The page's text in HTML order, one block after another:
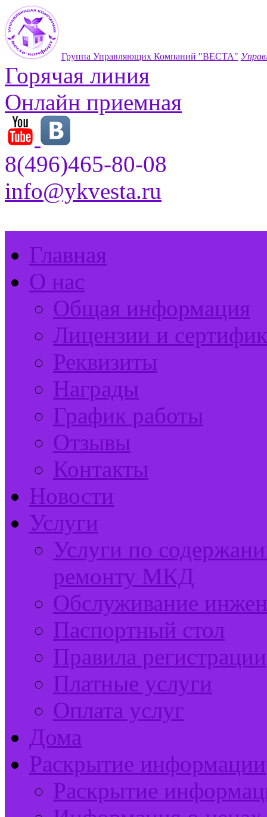
Группа Управляющих Компаний "ВЕСТА"
Горячая линия
Онлайн приемная
8(496)465-80-08
info@ykvesta.ru
Главная
О нас
Общая информация
Лицензии и
Реквизиты
Награды
График работы
Отзывы
Контакты
Новости
Услуги
Услуги по
ремонту МКД
Обслуживание
Паспортный стол
Правила регистрации
Платные услуги
Оплата услуг
Дома
Раскрытие информации
Раскрытие